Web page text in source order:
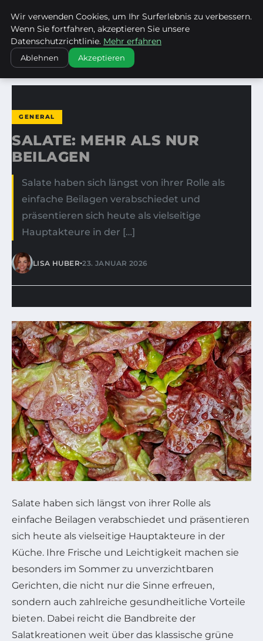
KIRCHE ERBACH DONAU
STARTSEITE GENERAL SALATE: MEHR ALS NUR BEILAGEN
GENERAL
SALATE: MEHR ALS NUR
BEILAGEN
Salate haben sich längst von ihrer Rolle als
einfache Beilagen verabschiedet und
präsentieren sich heute als vielseitige
Hauptakteure in der […]
LISA HUBER•23. JANUAR 2026
Salate haben sich längst von ihrer Rolle als
einfache Beilagen verabschiedet und präsentieren
sich heute als vielseitige Hauptakteure in der
Küche. Ihre Frische und Leichtigkeit machen sie
besonders im Sommer zu unverzichtbaren
Gerichten, die nicht nur die Sinne erfreuen,
sondern auch zahlreiche gesundheitliche Vorteile
bieten. Dabei reicht die Bandbreite der
Salatkreationen weit über das klassische grüne
Wir verwenden Cookies, um Ihr Surferlebnis zu verbessern.
Wenn Sie fortfahren, akzeptieren Sie unsere
Datenschutzrichtlinie. Mehr erfahren
Ablehnen Akzeptieren